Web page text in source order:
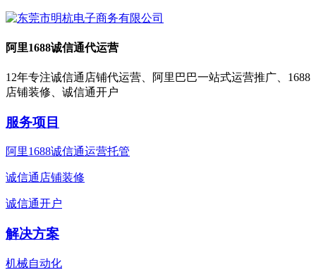
阿里1688诚信通代运营
12年专注诚信通店铺代运营、阿里巴巴一站式运营推广、1688
店铺装修、诚信通开户
服务项目
阿里1688诚信通运营托管
诚信通店铺装修
诚信通开户
解决方案
机械自动化